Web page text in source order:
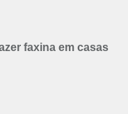
faxina em casas